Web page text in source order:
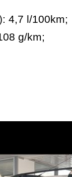
4,7 l/100km;
g/km;